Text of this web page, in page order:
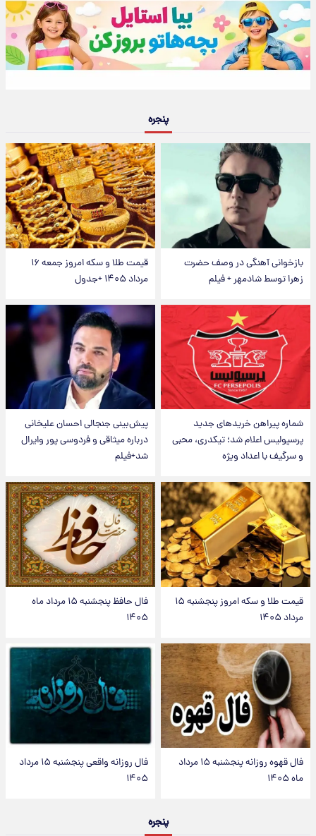
پنجره
بازخوانی آهنگی در وصف حضرت
زهرا توسط شادمهر + فیلم
قیمت طلا و سکه امروز جمعه ۱۶
مرداد ۱۴۰۵ +جدول
شماره پیراهن خریدهای جدید
پرسپولیس اعلام شد؛ تیکدری، محبی
و سرگیف با اعداد ویژه
پیش‌بینی جنجالی احسان علیخانی
درباره میثاقی و فردوسی پور وایرال
شد+فیلم
قیمت طلا و سکه امروز پنجشنبه ۱۵
مرداد ۱۴۰۵
فال حافظ پنجشنبه ۱۵ مرداد ماه
۱۴۰۵
فال قهوه روزانه پنجشنبه ۱۵ مرداد
ماه ۱۴۰۵
فال روزانه واقعی پنجشنبه ۱۵ مرداد
۱۴۰۵
پنجره